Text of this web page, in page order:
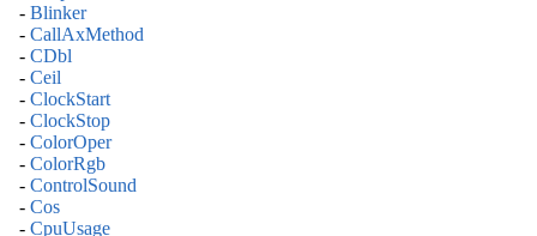
- Blinker
- CallAxMethod
- CDbl
- Ceil
- ClockStart
- ClockStop
- ColorOper
- ColorRgb
- ControlSound
- Cos
- CpuUsage